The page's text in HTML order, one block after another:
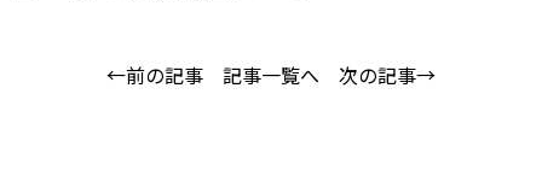
←前の記事 記事一覧へ 次の記事→